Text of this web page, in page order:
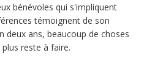
bénévoles qui s'impliquent
témoignent de son
deux ans, beaucoup de choses
reste à faire.